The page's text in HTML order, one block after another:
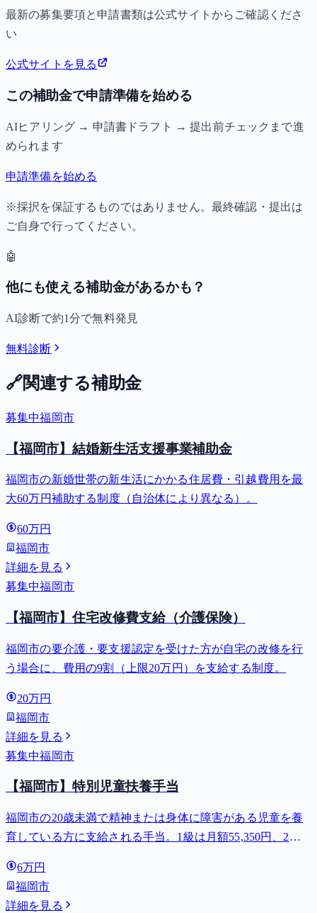
最新の募集要項と申請書類は公式サイトからご確認くださ
い
公式サイトを見る
この補助金で申請準備を始める
AIヒアリング → 申請書ドラフト → 提出前チェックまで進
められます
申請準備を始める
※採択を保証するものではありません。最終確認・提出は
ご自身で行ってください。
🤖
他にも使える補助金があるかも？
AI診断で約1分で無料発見
無料診断
🔗関連する補助金
募集中福岡市
【福岡市】結婚新生活支援事業補助金
福岡市の新婚世帯の新生活にかかる住居費・引越費用を最
大60万円補助する制度（自治体により異なる）。
60万円
福岡市
詳細を見る
募集中福岡市
【福岡市】住宅改修費支給（介護保険）
福岡市の要介護・要支援認定を受けた方が自宅の改修を行
う場合に、費用の9割（上限20万円）を支給する制度。
20万円
福岡市
詳細を見る
募集中福岡市
【福岡市】特別児童扶養手当
福岡市の20歳未満で精神または身体に障害がある児童を養
育している方に支給される手当。1級は月額55,350円、2級
6万円
福岡市
詳細を見る